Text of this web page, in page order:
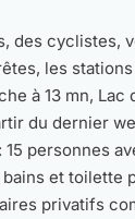
des cyclistes,
les
à 13 mn,
du dernier
personnes
et toilette
privatifs